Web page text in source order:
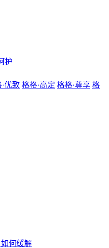
护
优致 格格·高定 格格·尊享 格
何缓解